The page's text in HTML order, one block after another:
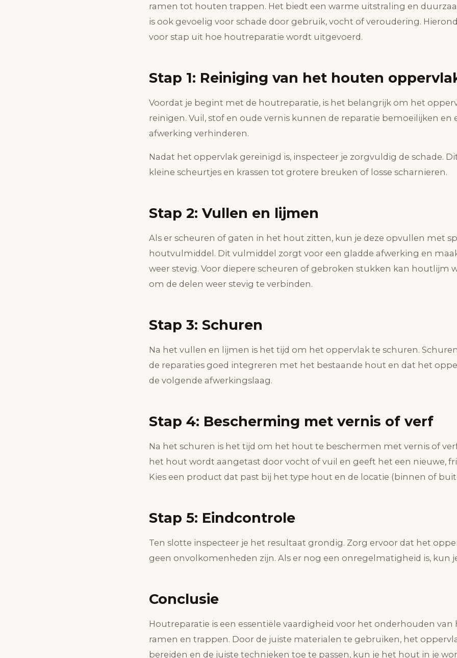
ramen tot houten trappen. Het biedt een warme uitstraling en
is ook gevoelig voor schade door gebruik, vocht of veroudering.
voor stap uit hoe houtreparatie wordt uitgevoerd.
Stap 1: Reiniging van het houten
Voordat je begint met de houtreparatie, is het belangrijk om het
reinigen. Vuil, stof en oude vernis kunnen de reparatie bemoeilijken en
afwerking verhinderen.
Nadat het oppervlak gereinigd is, inspecteer je zorgvuldig de schade.
kleine scheurtjes en krassen tot grotere breuken of losse scharnieren.
Stap 2: Vullen en lijmen
Als er scheuren of gaten in het hout zitten, kun je deze opvullen met
houtvulmiddel. Dit vulmiddel zorgt voor een gladde afwerking en
weer stevig. Voor diepere scheuren of gebroken stukken kan houtlijm
om de delen weer stevig te verbinden.
Stap 3: Schuren
Na het vullen en lijmen is het tijd om het oppervlak te schuren.
de reparaties goed integreren met het bestaande hout en dat het
de volgende afwerkingslaag.
Stap 4: Bescherming met vernis of verf
Na het schuren is het tijd om het hout te beschermen met vernis of
het hout wordt aangetast door vocht of vuil en geeft het een nieuwe,
Kies een product dat past bij het type hout en de locatie (binnen of
Stap 5: Eindcontrole
Ten slotte inspecteer je het resultaat grondig. Zorg ervoor dat het
geen onvolkomenheden zijn. Als er nog een onregelmatigheid is, kun
Conclusie
Houtreparatie is een essentiële vaardigheid voor het onderhouden
ramen en trappen. Door de juiste materialen te gebruiken, het
bereiden en de juiste technieken toe te passen, kun je het hout in je